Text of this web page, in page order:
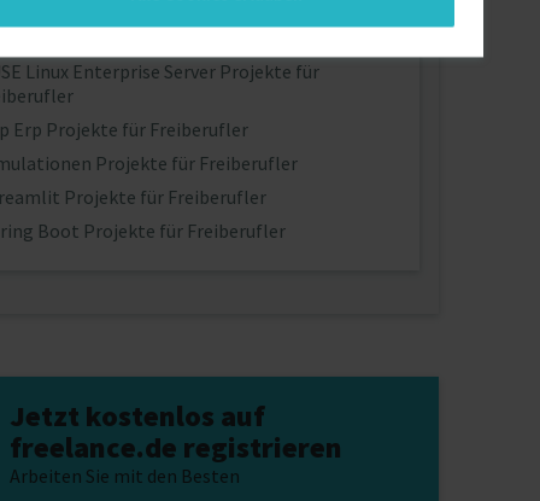
Linux Enterprise Server Projekte für
Erp Projekte für Freiberufler
Projekte für Freiberufler
Projekte für Freiberufler
Boot Projekte für Freiberufler
Jetzt kostenlos auf
freelance.de registrieren
Arbeiten Sie mit den Besten